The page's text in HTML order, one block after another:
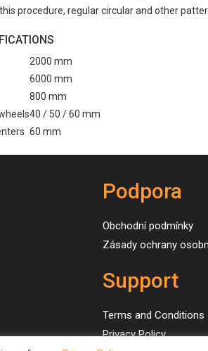
procedure, regular circular and other
2000 mm
6000 mm
800 mm
40 / 50 / 60 mm
60 mm
Podpora
Obchodní podmínky
Zásady ochrany
Support
Terms and Conditions
Privacy Policy